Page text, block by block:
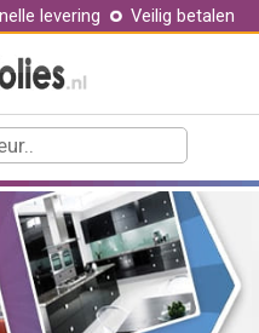
levering Veilig betalen